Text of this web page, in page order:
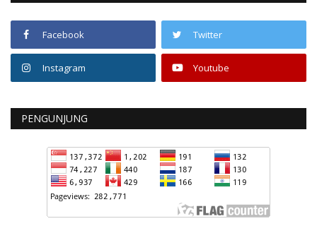
Facebook Twitter
Instagram Youtube
PENGUNJUNG